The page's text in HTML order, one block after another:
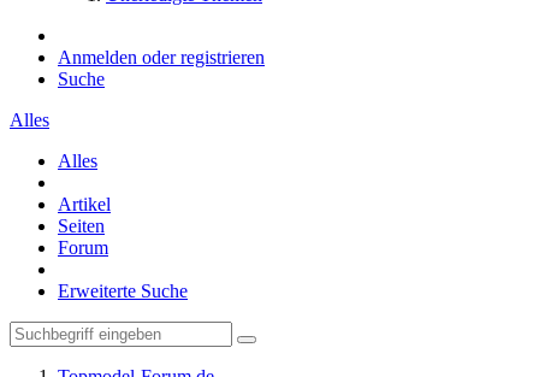
Anmelden oder registrieren
Suche
Alles
Alles
Artikel
Seiten
Forum
Erweiterte Suche